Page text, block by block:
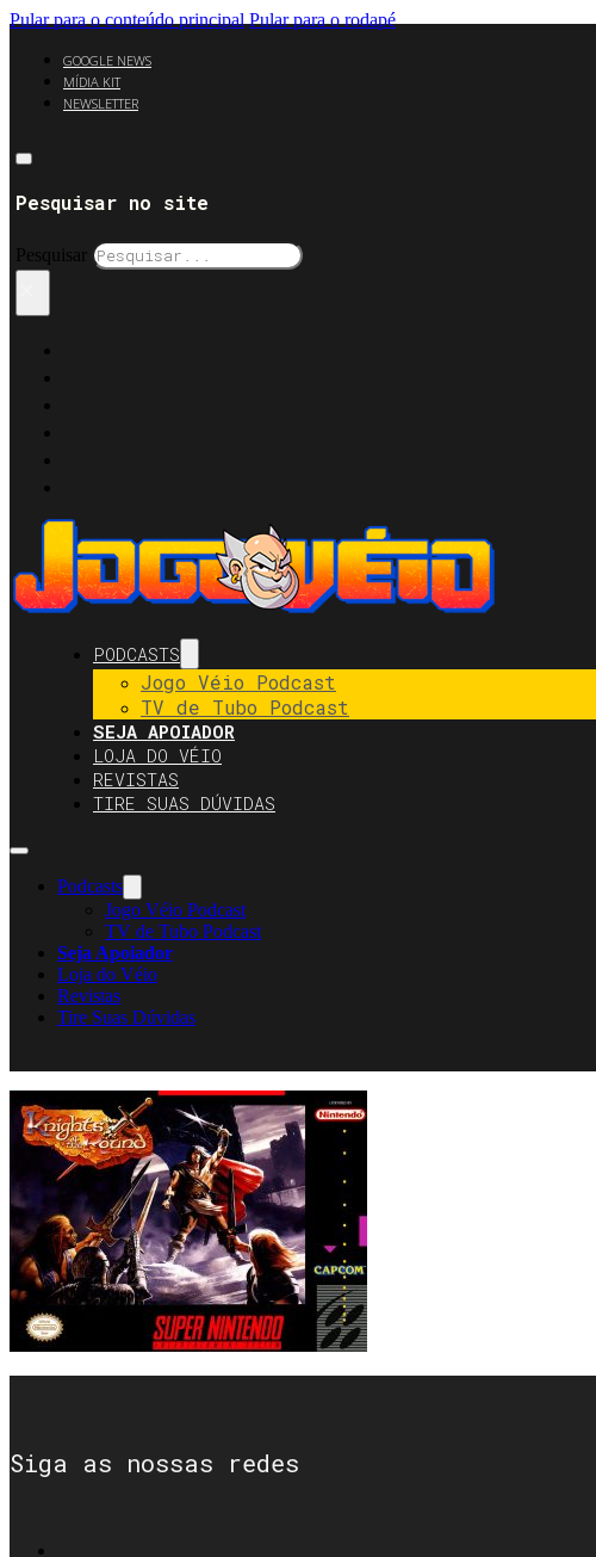
Pular para o conteúdo principal Pular para o rodapé
GOOGLE NEWS
MÍDIA KIT
NEWSLETTER
Pesquisar no site
Pesquisar
PODCASTS
Jogo Véio Podcast
TV de Tubo Podcast
SEJA APOIADOR
LOJA DO VÉIO
REVISTAS
TIRE SUAS DÚVIDAS
Podcasts
Jogo Véio Podcast
TV de Tubo Podcast
Seja Apoiador
Loja do Véio
Revistas
Tire Suas Dúvidas
Siga as nossas redes